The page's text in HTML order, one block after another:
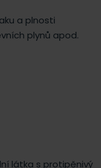
a plnosti
plynů apod.
látka s protipěnivý